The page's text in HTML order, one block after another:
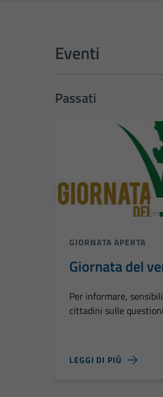
Eventi
Passati
GIORNATA APERTA
Giornata del
Per informare,
cittadini sulle
LEGGI DI PIÙ